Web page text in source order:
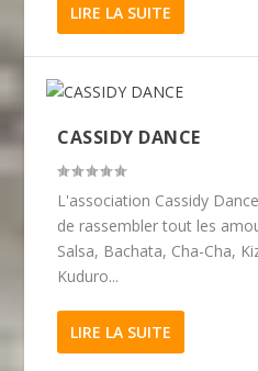
LIRE LA SUITE
CASSIDY DANCE
L'association Cassidy
de rassembler tout les
Salsa, Bachata, Cha-Cha,
Kuduro...
LIRE LA SUITE